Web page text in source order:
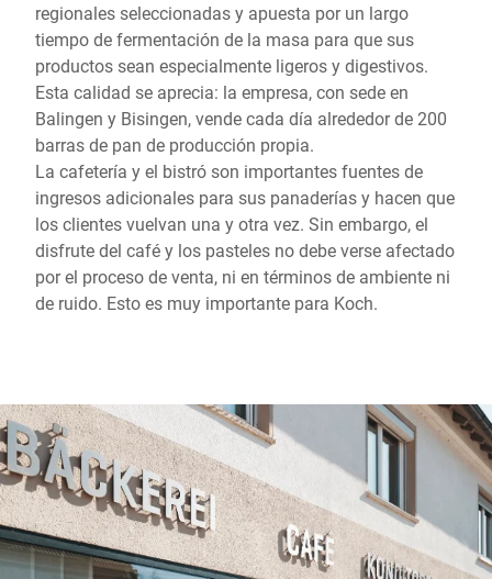
regionales seleccionadas y apuesta por un largo
tiempo de fermentación de la masa para que sus
productos sean especialmente ligeros y digestivos.
Esta calidad se aprecia: la empresa, con sede en
Balingen y Bisingen, vende cada día alrededor de 200
barras de pan de producción propia.
La cafetería y el bistró son importantes fuentes de
ingresos adicionales para sus panaderías y hacen que
los clientes vuelvan una y otra vez. Sin embargo, el
disfrute del café y los pasteles no debe verse afectado
por el proceso de venta, ni en términos de ambiente ni
de ruido. Esto es muy importante para Koch.